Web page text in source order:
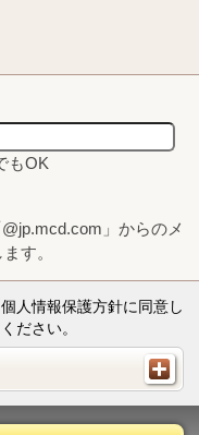
もOK
」からのメ
す。
人情報保護方針に同意し
ださい。